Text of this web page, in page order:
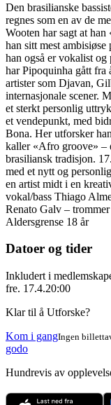
Den brasilianske
regnes som en av de
Wooten har sagt at
han sitt mest
han også er vokalist
har Pipoquinha gått fra
artister som Djavan,
internasjonale scener.
et sterkt personlig
et vendepunkt, med
Bona. Her utforsker
kaller «Afro groove» –
brasiliansk tradisjon.
med et nytt og
en artist midt i en
vokal/bass Thiago
Renato Galv –
Aldersgrense 18 år
Datoer og tider
Inkludert i
fre. 17.4.20:00
Klar til å Utforske?
Kom i gangIngen
godo
Hundrevis av